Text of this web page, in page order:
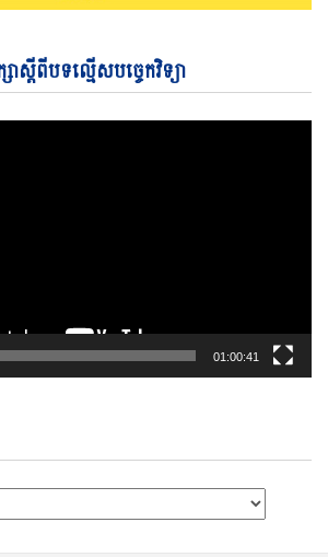
ស្តីពីបទល្មើសបច្ចេកវិទ្យា
01:00:41